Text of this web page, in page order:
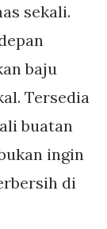
sekali.
baju
Tersedia
buatan
ingin
di